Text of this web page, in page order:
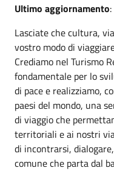
Ultimo aggiornamento
Lasciate che cultura,
vostro modo di
Crediamo nel Turismo
fondamentale per lo
di pace e realizziamo,
paesi del mondo, una
di viaggio che
territoriali e ai nostri
di incontrarsi,
comune che parta dal